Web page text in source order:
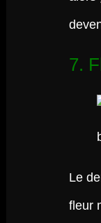
7.
Le
fleur